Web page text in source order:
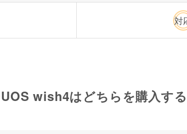
対
wish4はどちらを購入す